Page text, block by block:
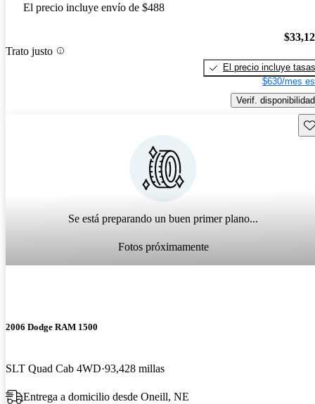
El precio incluye envío de $488
Trato justo
El precio incluye tasas
$630/mes
Verif. disponibilidad
Se está preparando un buen primer plano...
Fotos próximamente
2006 Dodge RAM 1500
SLT Quad Cab 4WD 93,428 millas
Entrega a domicilio desde Oneill, NE